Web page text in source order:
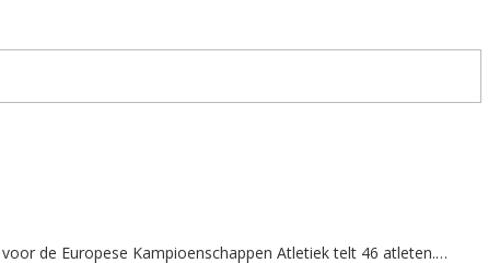
de Europese Kampioenschappen Atletiek telt 46 atleten.…